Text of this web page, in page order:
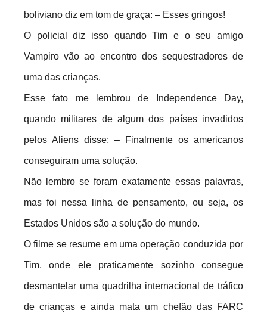
boliviano diz em tom de graça: – Esses gringos!
O policial diz isso quando Tim e o seu amigo
Vampiro vão ao encontro dos sequestradores de
uma das crianças.
Esse fato me lembrou de Independence Day,
quando militares de algum dos países invadidos
pelos Aliens disse: – Finalmente os americanos
conseguiram uma solução.
Não lembro se foram exatamente essas palavras,
mas foi nessa linha de pensamento, ou seja, os
Estados Unidos são a solução do mundo.
O filme se resume em uma operação conduzida por
Tim, onde ele praticamente sozinho consegue
desmantelar uma quadrilha internacional de tráfico
de crianças e ainda mata um chefão das FARC